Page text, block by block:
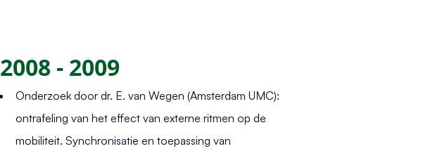
2008 - 2009
Onderzoek door dr. E. van Wegen (Amsterdam UMC):
ontrafeling van het effect van externe ritmen op de
mobiliteit. Synchronisatie en toepassing van